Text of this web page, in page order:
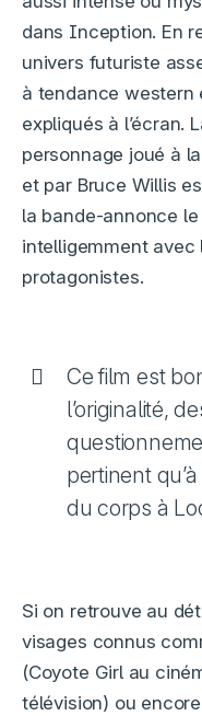
dans Inception. En
univers futuriste
à tendance western
expliqués à l’écran.
personnage joué à
et par Bruce Willis
la bande-annonce
intelligemment
protagonistes.
Ce film est
l’originalité,
pertinent
du corps à
Si on retrouve au
visages connus
(Coyote Girl au
télévision) ou